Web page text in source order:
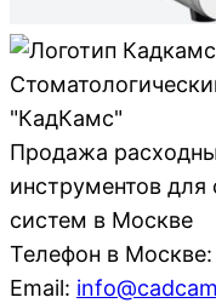
"КадКамс"
Продажа
инструментов для
систем в Москве
Телефон в Москве:
Email: